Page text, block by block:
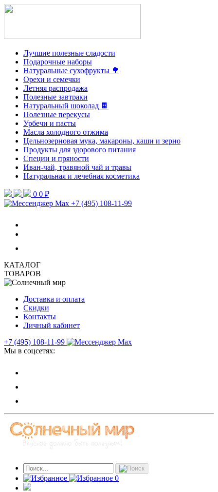
Лучшие полезные сладости
Подарочные наборы
Натуральные сухофрукты 🌳
Орехи и семечки
Летняя распродажа
Полезные завтраки
Натуральный шоколад 🍫
Полезные перекусы
Урбечи и пасты
Масла холодного отжима
Цельнозерновая мука, макароны, каши и зерно
Продукты для здорового питания
Специи и пряности
Иван-чай, травяной чай и травы
Натуральная и лечебная косметика
0 0 ₽
+7 (495) 108-11-99
КАТАЛОГ
ТОВАРОВ
Доставка и оплата
Скидки
Контакты
Личный кабинет
+7 (495) 108-11-99
Мы в соцсетях:
0